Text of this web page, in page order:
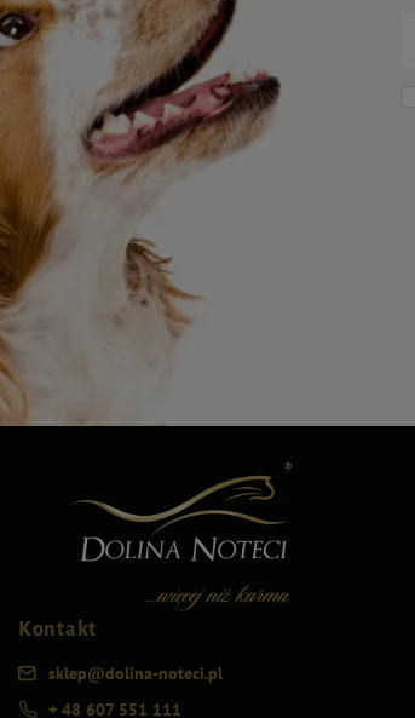
Kontakt
sklep@dolina-noteci.pl
+ 48 607 551 111